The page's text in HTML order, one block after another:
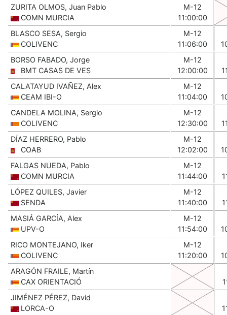
ZURITA OLMOS, Juan Pablo
COMN MURCIA
M-12
11:00:00
BLASCO SESA, Sergio
COLIVENC
M-12
11:06:00
BORSO FABADO, Jorge
BMT CASAS DE VES
M-12
12:00:00
CALATAYUD IVAÑEZ, Alex
CEAM IBI-O
M-12
11:04:00
CANDELA MOLINA, Sergio
COLIVENC
M-12
12:30:00
DÍAZ HERRERO, Pablo
COAB
M-12
12:02:00
FALGAS NUEDA, Pablo
COMN MURCIA
M-12
11:44:00
LÓPEZ QUILES, Javier
SENDA
M-12
11:40:00
MASIÁ GARCÍA, Alex
UPV-O
M-12
11:54:00
RICO MONTEJANO, Iker
COLIVENC
M-12
11:20:00
ARAGÓN FRAILE, Martín
CAX ORIENTACIÓ
JIMÉNEZ PÉREZ, David
LORCA-O